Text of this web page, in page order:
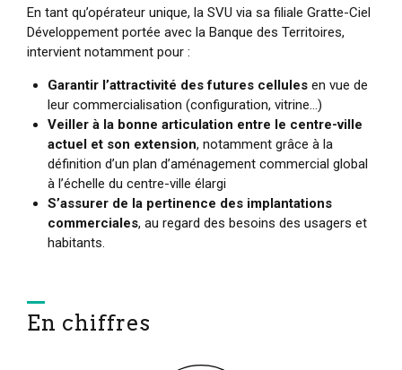
En tant qu’opérateur unique, la SVU via sa filiale Gratte-Ciel
Développement portée avec la Banque des Territoires,
intervient notamment pour :
Garantir l’attractivité des futures cellulesen vue de
leur commercialisation (configuration, vitrine…)
Veiller à la bonne articulation entre le centre-ville
actuel et son extension, notamment grâce à la
définition d’un plan d’aménagement commercial global
à l’échelle du centre-ville élargi
S’assurer de la pertinence des implantations
commerciales, au regard des besoins des usagers et
habitants.
En chiffres